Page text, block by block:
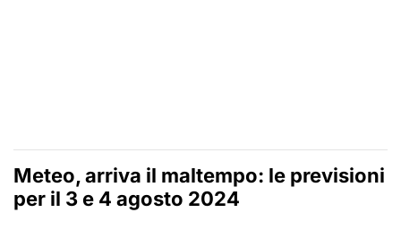
Meteo, arriva il maltempo: le previsioni
per il 3 e 4 agosto 2024